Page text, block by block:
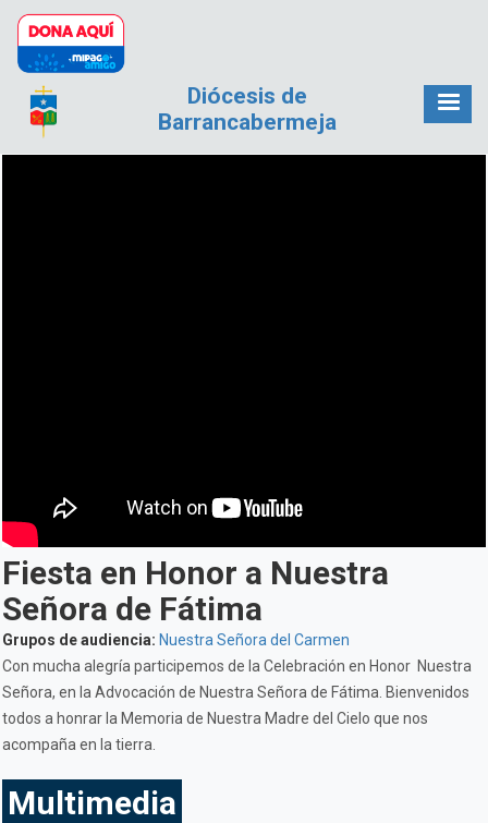
Pasar al contenido principal
Diócesis de
Barrancabermeja
Fiesta en Honor a Nuestra
Señora de Fátima
Grupos de audiencia: Nuestra Señora del Carmen
Con mucha alegría participemos de la Celebración en Honor Nuestra
Señora, en la Advocación de Nuestra Señora de Fátima. Bienvenidos
todos a honrar la Memoria de Nuestra Madre del Cielo que nos
acompaña en la tierra.
Multimedia